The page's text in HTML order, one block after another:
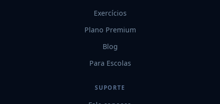
Exercícios
Plano Premium
Blog
Para Escolas
SUPORTE